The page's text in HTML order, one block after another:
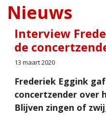
Nieuws
Interview
de
13 maart 2020
Frederiek Eggink
concertzender over
Blijven zingen of